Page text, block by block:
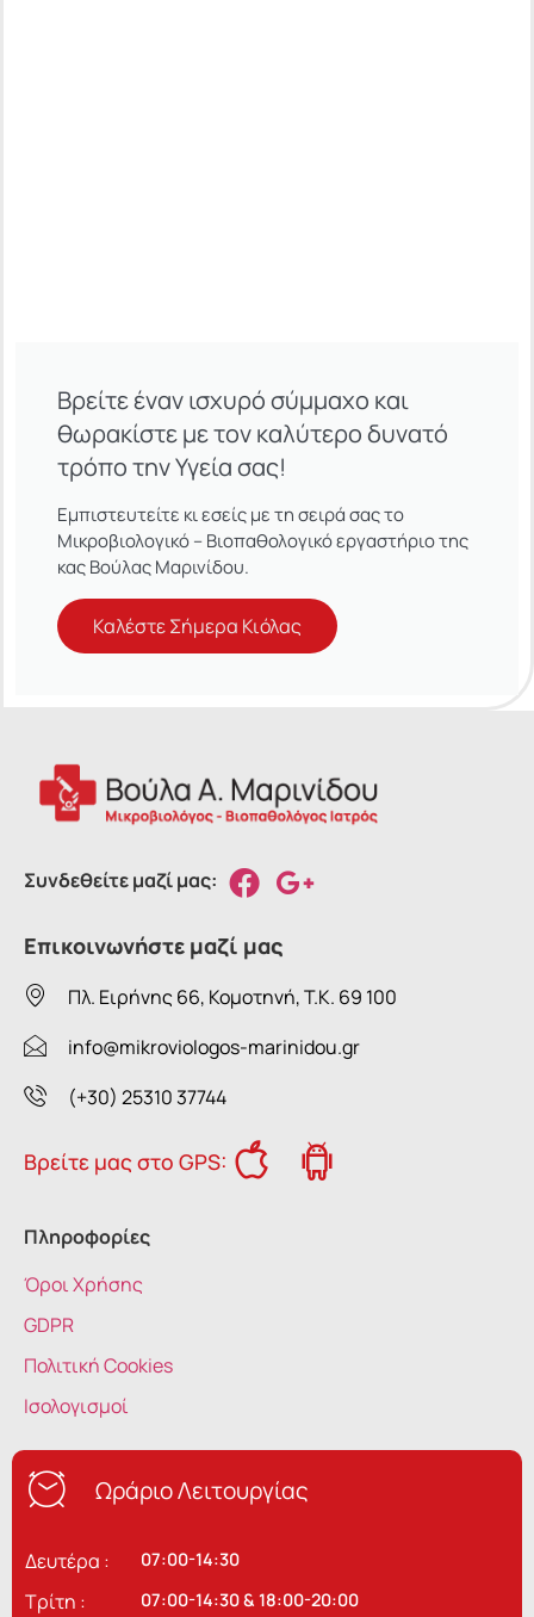
Βρείτε έναν ισχυρό σύμμαχο και
θωρακίστε με τον καλύτερο δυνατό
τρόπο την Υγεία σας!
Εμπιστευτείτε κι εσείς με τη σειρά σας το
Μικροβιολογικό – Βιοπαθολογικό εργαστήριο της
κας Βούλας Μαρινίδου.
Καλέστε Σήμερα Κιόλας
Συνδεθείτε μαζί μας:
Επικοινωνήστε μαζί μας
Πλ. Ειρήνης 66, Κομοτηνή, T.K. 69 100
info@mikroviologos-marinidou.gr
(+30) 25310 37744
Βρείτε μας στο GPS:
Πληροφορίες
Όροι Χρήσης
GDPR
Πολιτική Cookies
Ισολογισμοί
Ωράριο Λειτουργίας
Δευτέρα :
Τρίτη :
07:00-14:30
07:00-14:30 & 18:00-20:00